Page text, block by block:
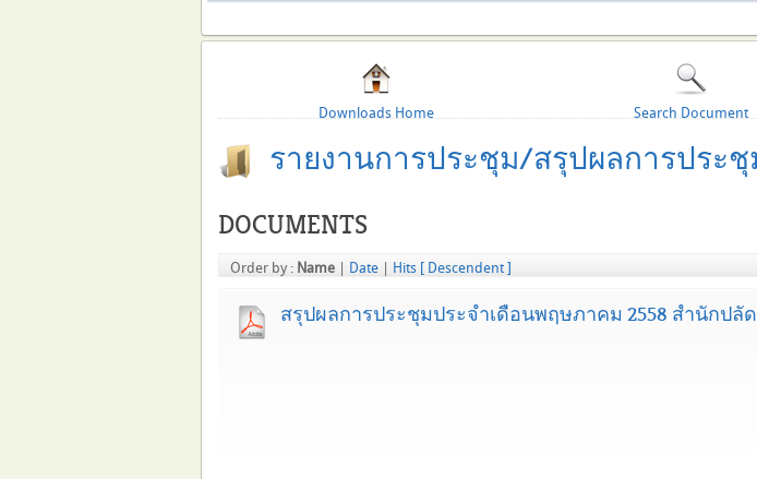
Downloads Home Search Document
รายงานการประชุม/สรุปผลการประชุ
DOCUMENTS
Order by : Name Date Hits [ Descendent ]
สรุปผลการประชุมประจำเดือนพฤษภาคม 2558 สำนักปลั